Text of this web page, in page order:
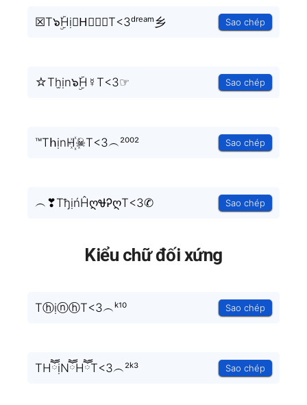
☒T๖ۣۜHịⓝH⃗╰❥T<3ᵈʳᵉᵃᵐ乡 Sao chép
☆Th̫ịn๖ۣۜH☿T<3☞ Sao chép
™TհịnH꙰☠T<3︵²⁰⁰² Sao chép
︵❣TђịńĤღᏠᎮღT<3✆ Sao chép
Kiểu chữ đối xứng
TⓗịⓝⓗT<3︵ᵏ¹⁰ Sao chép
THཽịNཽHཽT<3︵²ᵏ³ Sao chép